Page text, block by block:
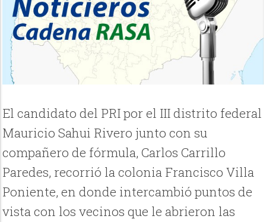
El candidato del PRI por el III distrito federal
Mauricio Sahui Rivero junto con su
compañero de fórmula, Carlos Carrillo
Paredes, recorrió la colonia Francisco Villa
Poniente, en donde intercambió puntos de
vista con los vecinos que le abrieron las